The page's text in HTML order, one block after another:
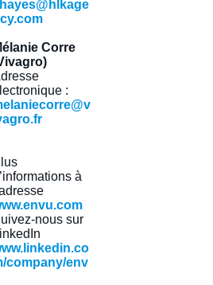
Corre
:
à
nous sur
company/env